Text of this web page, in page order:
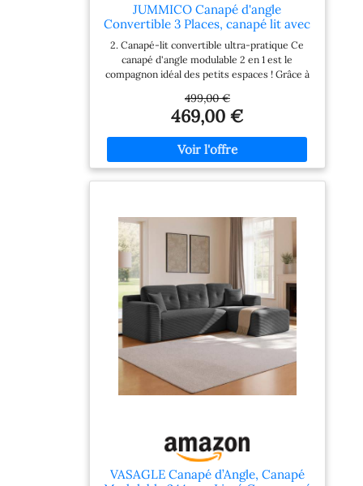
JUMMICO Canapé d'angle
Convertible 3 Places, canapé lit avec
Rangement intégré et accoudoirs
multifonctionnels, idéal pour Salon,
Bureau et Petit Appartement, Design
Moderne et Pratique,Gris
2. Canapé-lit convertible ultra-pratique Ce
canapé d'angle modulable 2 en 1 est le
compagnon idéal des petits espaces ! Grâce à
il suffit de tirer la corde et de faire glisser la
structure pour transformer votre canapé en
effort. Parfait pour recevoir des invités ou
optimiser votre espace de vie au quotidien. 3.
idéal pour ranger couvertures, oreillers et
tous vos accessoires du quotidien. Les
accoudoirs sont équipés de 2 porte-gobelets
pour vos boissons, ainsi que de 2 poches
latérales offrant un espace de stockage
supplémentaire pour magazines,
télécommandes et petits objets. Un design
pensé pour le confort et l'organisation ! 4.
Chaise longue réversible, adaptable à tous les
intérieurs Ce canapé d'angle est totalement
modulable : vous pouvez choisir d'installer la
chaise longue à gauche ou à droite, pour
l'adapter parfaitement à la configuration de
canapé en L gauche ou droit selon vos besoins,
pour un aménagement 100% personnalisé. 5.
Montage facile, sans outil ni stress Ce canapé
d'angle convertible (profondeur 120 cm ×
499,00 €
469,00 €
VASAGLE Canapé d’Angle, Canapé